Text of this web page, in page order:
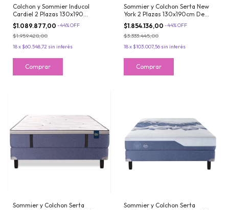
Colchon y Sommier Inducol
Cardiel 2 Plazas 130x190
Espuma de Alta Densidad y
Espuma Inteligente
$1.089.877,00 -44%OFF
$1.959.428,00
18x $60.548,72 sin interés
Sommier y Colchon Serta New
York 2 Plazas 130x190cm De
Resortes Con Europillow
Viscoelastico
$1.854.136,00 -44%OFF
$3.333.445,00
18x $103.007,56 sin interés
Sommier y Colchon Serta
Sommier y Colchon Serta